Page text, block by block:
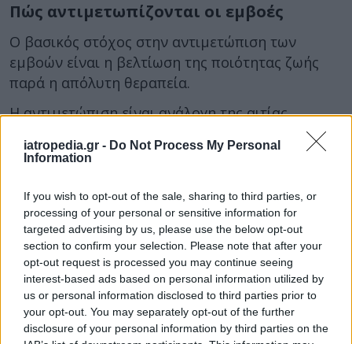
iatropedia.gr - Do Not Process My Personal
Information
If you wish to opt-out of the sale, sharing to third parties, or
processing of your personal or sensitive information for
targeted advertising by us, please use the below opt-out
section to confirm your selection. Please note that after your
opt-out request is processed you may continue seeing
interest-based ads based on personal information utilized by
us or personal information disclosed to third parties prior to
your opt-out. You may separately opt-out of the further
disclosure of your personal information by third parties on the
Πώς αντιμετωπίζονται οι εμβοές
Ο βασικός στόχος στην αντιμετώπιση των
εμβοών είναι η βελτίωση της ποιότητας ζωής
παρά η απόλυτη θεραπεία.
Η αντιμετώπιση είναι ανάλογη της αιτίας.
«Αν, για παράδειγμα, υπάρχουν χρόνια
παραρρινοκολπίτιδα και σκολίωση διαφράγματος ή
ενδοσκοπική χειρουργική αντιμετώπιση. Έτσι μπορεί
η θεραπεία να περιλαμβάνει από φαρμακευτική
αγωγή, επέμβαση, ψυχιατρική υποστήριξη ή και
εφαρμογή ειδικών συσκευών για την αντιμετώπιση
των εμβοών», επισημαίνει η κ. Παταρίδου.
Η ποιότητα ζωής σε άτομα με εμβοές μπορεί να
βελτιωθεί, θεραπεύοντας συνυπάρχουσες